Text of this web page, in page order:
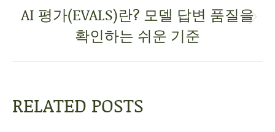
AI 평가(EVALS)란? 모델 답변 품질을
확인하는 쉬운 기준
RELATED POSTS